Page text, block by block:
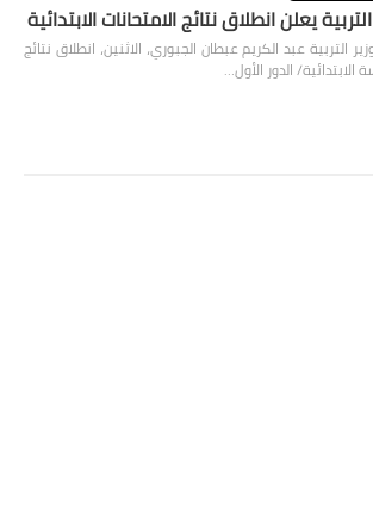
يعلن انطلاق نتائج الامتحانات الابتدائية
التربية عبد الكريم عبطان الجبوري، الاثنين، انطلاق نتائج
الابتدائية/ الدور الأول…